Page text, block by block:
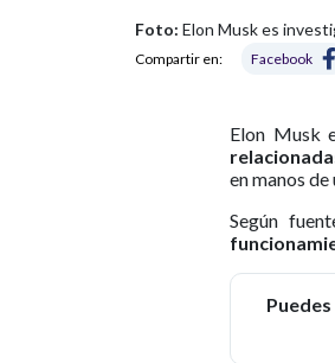
Foto: Elon Musk es
Compartir en: Facebook
Elon Musk
en manos
Según